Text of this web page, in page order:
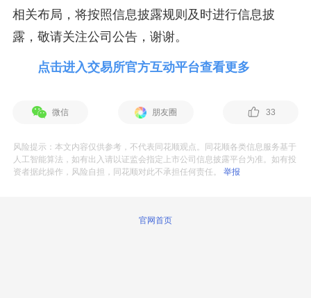
相关布局，将按照信息披露规则及时进行信息披
露，敬请关注公司公告，谢谢。
点击进入交易所官方互动平台查看更多
微信 朋友圈 33
风险提示：本文内容仅供参考，不代表同花顺观点。同花顺各类信息服务基于
人工智能算法，如有出入请以证监会指定上市公司信息披露平台为准。如有投
资者据此操作，风险自担，同花顺对此不承担任何责任。举报
官网首页